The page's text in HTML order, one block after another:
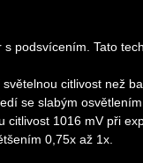
podsvícením. Tato
citlivost než
se slabým osvětlením.
1016 mV při
0,75x až 1x.